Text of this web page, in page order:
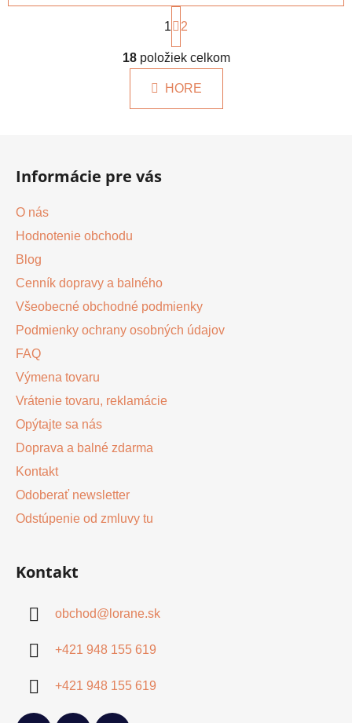
O
v
l
á
d
ý
p
i
S
t
r
á
n
k
1 2
18položiek celkom
HORE
Informácie pre vás
O nás
Hodnotenie obchodu
Blog
Cenník dopravy a balného
Všeobecné obchodné podmienky
Podmienky ochrany osobných údajov
FAQ
Výmena tovaru
Vrátenie tovaru, reklamácie
Opýtajte sa nás
Doprava a balné zdarma
Kontakt
Odoberať newsletter
Odstúpenie od zmluvy tu
Kontakt
obchod@ lorane.sk
+421 948 155 619
+421 948 155 619